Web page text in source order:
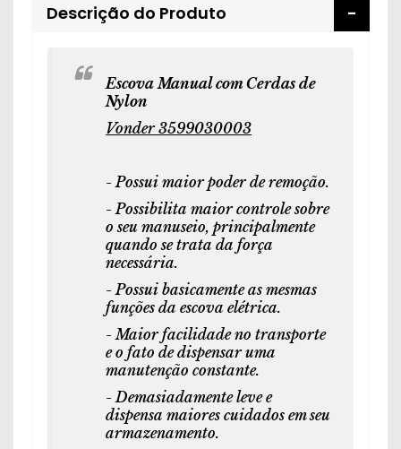
Descrição do Produto
Escova Manual com Cerdas de
Nylon
Vonder 3599030003
- Possui maior poder de remoção.
- Possibilita maior controle sobre
o seu manuseio, principalmente
quando se trata da força
necessária.
- Possui basicamente as mesmas
funções da escova elétrica.
- Maior facilidade no transporte
e o fato de dispensar uma
manutenção constante.
- Demasiadamente leve e
dispensa maiores cuidados em seu
armazenamento.